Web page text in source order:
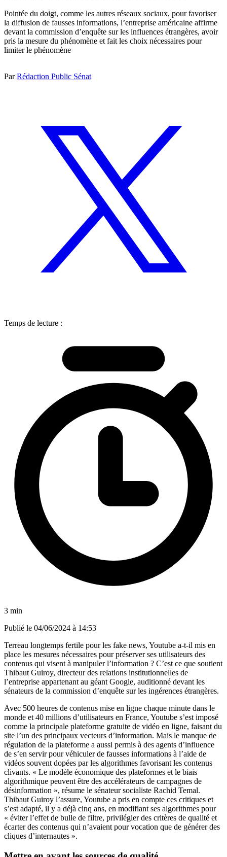
Pointée du doigt, comme les autres réseaux sociaux, pour favoriser
la diffusion de fausses informations, l’entreprise américaine affirme
devant la commission d’enquête sur les influences étrangères, avoir
pris la mesure du phénomène et fait les choix nécessaires pour
limiter le phénomène
ParRédaction Public Sénat
Temps de lecture :
3 min
Publié le 04/06/2024 à 14:53
Terreau longtemps fertile pour les fake news, Youtube a-t-il mis en
place les mesures nécessaires pour préserver ses utilisateurs des
contenus qui visent à manipuler l’information ? C’est ce que soutient
Thibaut Guiroy, directeur des relations institutionnelles de
l’entreprise appartenant au géant Google, auditionné devant les
sénateurs de la commission d’enquête sur les ingérences étrangères.
Avec 500 heures de contenus mise en ligne chaque minute dans le
monde et 40 millions d’utilisateurs en France, Youtube s’est imposé
comme la principale plateforme gratuite de vidéo en ligne, faisant du
site l’un des principaux vecteurs d’information. Mais le manque de
régulation de la plateforme a aussi permis à des agents d’influence
de s’en servir pour véhiculer de fausses informations à l’aide de
vidéos souvent dopées par les algorithmes favorisant les contenus
clivants. « Le modèle économique des plateformes et le biais
algorithmique peuvent être des accélérateurs de campagnes de
désinformation », résume le sénateur socialiste Rachid Temal.
Thibaut Guiroy l’assure, Youtube a pris en compte ces critiques et
s’est adapté, il y a déjà cinq ans, en modifiant ses algorithmes pour
« éviter l’effet de bulle de filtre, privilégier des critères de qualité et
écarter des contenus qui n’avaient pour vocation que de générer des
cliques d’internautes ».